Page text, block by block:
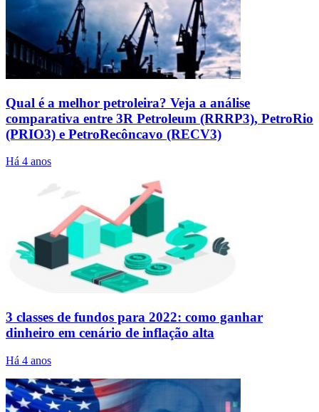
Qual é a melhor petroleira? Veja a análise
comparativa entre 3R Petroleum (RRRP3), PetroRio
(PRIO3) e PetroRecôncavo (RECV3)
Há 4 anos
3 classes de fundos para 2022: como ganhar
dinheiro em cenário de inflação alta
Há 4 anos